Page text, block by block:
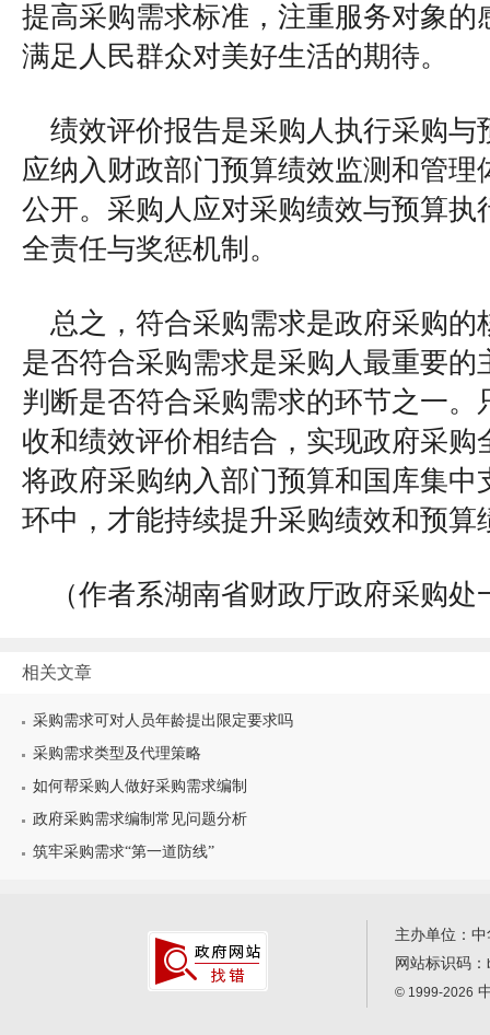
提高采购需求标准，注重服务对象的
满足人民群众对美好生活的期待。
绩效评价报告是采购人执行采购与
应纳入财政部门预算绩效监测和管理
公开。采购人应对采购绩效与预算执
全责任与奖惩机制。
总之，符合采购需求是政府采购的
是否符合采购需求是采购人最重要的
判断是否符合采购需求的环节之一。
收和绩效评价相结合，实现政府采购
将政府采购纳入部门预算和国库集中
环中，才能持续提升采购绩效和预算
（作者系湖南省财政厅政府采购
相关文章
采购需求可对人员年龄提出限定要求吗
采购需求类型及代理策略
如何帮采购人做好采购需求编制
政府采购需求编制常见问题分析
筑牢采购需求“第一道防线”
主办单位：
网站标识码：
© 1999-2026